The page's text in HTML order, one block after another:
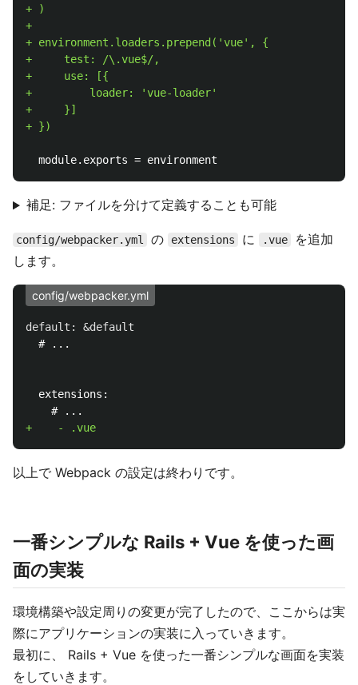
+ )
+
+ environment.loaders.prepend('vue', {
+     test: /\.vue$/,
+     use: [{
+         loader: 'vue-loader'
+     }]
補足: ファイルを分けて定義することも可能
config/webpacker.yml の extensions に .vue
を追加
します。
config/webpacker.yml
  extensions:
以上で Webpack の設定は終わりです。
一番シンプルな Rails + Vue を使った画
面の実装
環境構築や設定周りの変更が完了したので、ここからは実
際にアプリケーションの実装に入っていきます。
最初に、 Rails + Vue を使った一番シンプルな画面を実装
をしていきます。